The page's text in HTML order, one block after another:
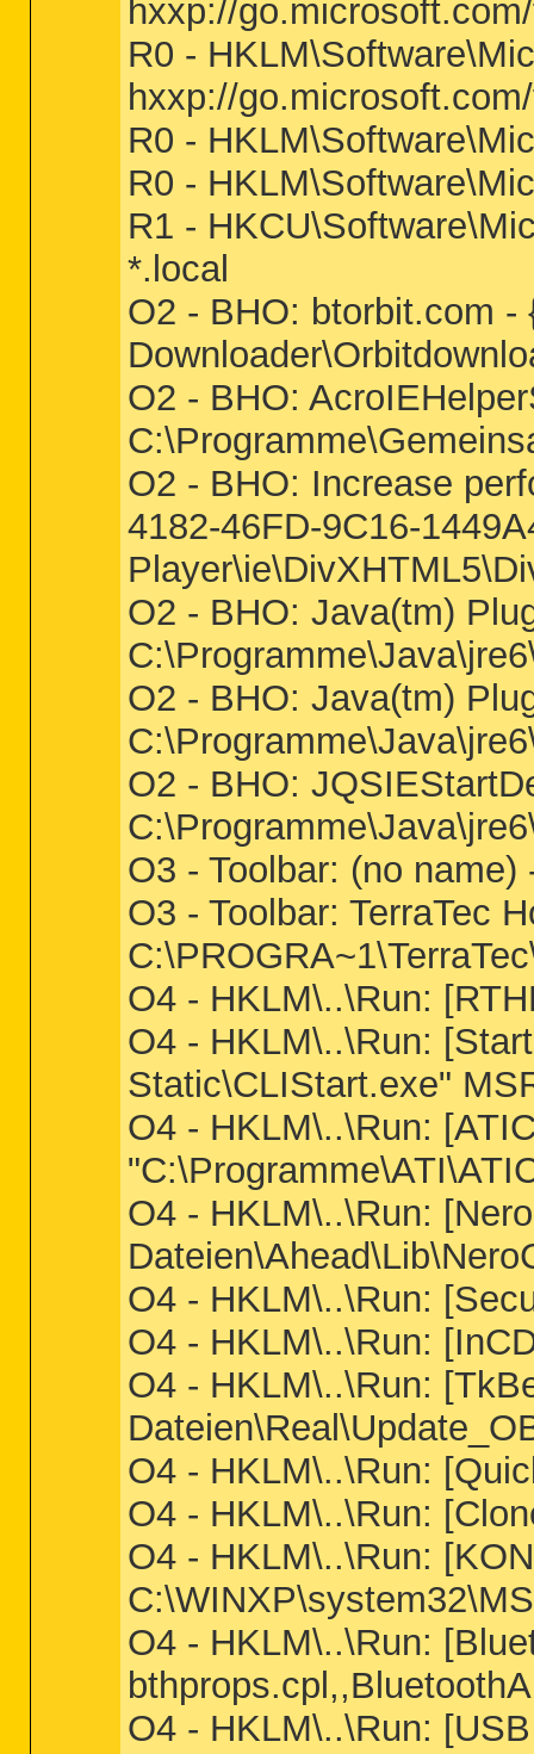
hxxp://
R0 -
hxxp://
R0 -
R0 -
R1 -
*.local
O2 - BHO: btorbit.com -
O2 - BHO:
O2 - BHO: Increase
4182-46FD-9C16-
O2 - BHO: Java(tm)
O2 - BHO: Java(tm)
O2 - BHO:
O3 - Toolbar: (no
O3 - Toolbar: TerraTec
O4 - HKLM\..\Run:
O4 - HKLM\..\Run:
Static\CLIStart.exe"
O4 - HKLM\..\Run:
O4 - HKLM\..\Run:
O4 - HKLM\..\Run:
O4 - HKLM\..\Run:
O4 - HKLM\..\Run:
O4 - HKLM\..\Run:
O4 - HKLM\..\Run:
O4 - HKLM\..\Run:
O4 - HKLM\..\Run:
O4 - HKLM\..\Run: